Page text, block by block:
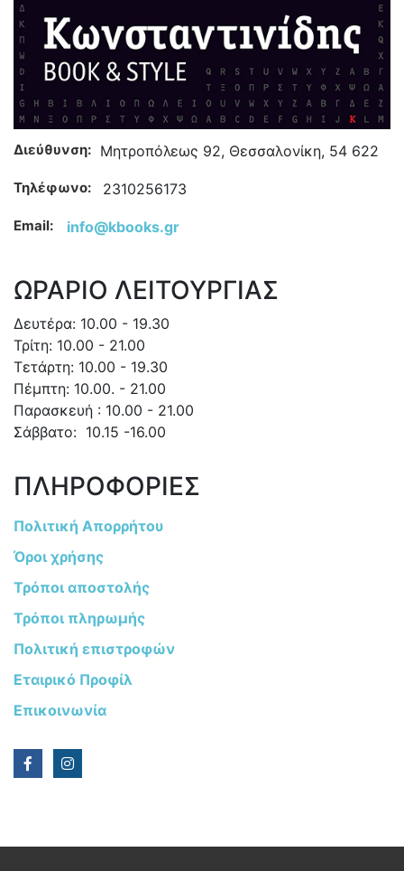
Διεύθυνση: Μητροπόλεως 92, Θεσσαλονίκη, 54 622
Τηλέφωνο: 2310256173
Email: info@kbooks.gr
ΩΡΑΡΙΟ ΛΕΙΤΟΥΡΓΙΑΣ
Δευτέρα: 10.00 - 19.30
Τρίτη: 10.00 - 21.00
Τετάρτη: 10.00 - 19.30
Πέμπτη: 10.00. - 21.00
Παρασκευή : 10.00 - 21.00
Σάββατο: 10.15 -16.00
ΠΛΗΡΟΦΟΡΙΕΣ
Πολιτική Απορρήτου
Όροι χρήσης
Τρόποι αποστολής
Τρόποι πληρωμής
Πολιτική επιστροφών
Εταιρικό Προφίλ
Επικοινωνία